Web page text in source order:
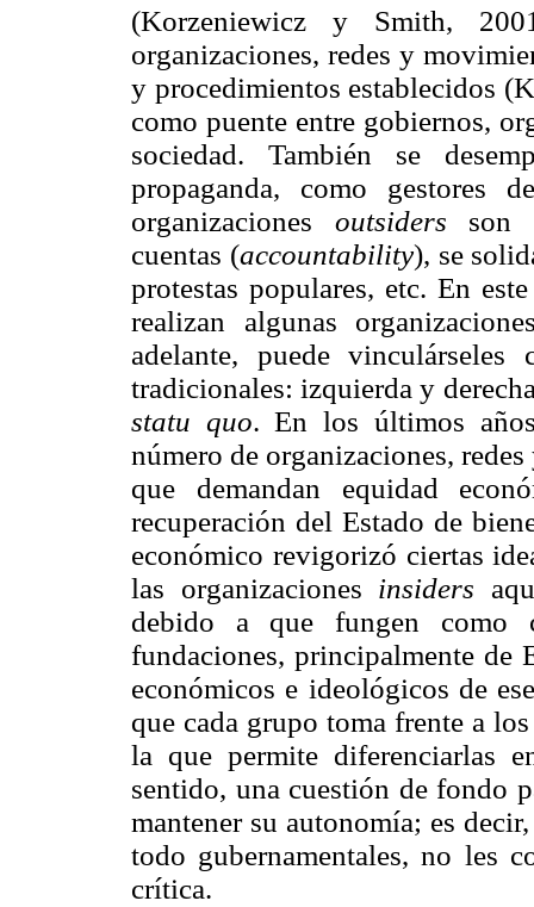
(Korzeniewicz y Smith,
organizaciones, redes y
y procedimientos establecidos
como puente entre gobiernos,
sociedad. También se
propaganda, como gestores
organizaciones outsiders son
cuentas (accountability), se
protestas populares, etc. En
realizan algunas
adelante, puede
tradicionales: izquierda y
statu quo. En los últimos
número de organizaciones,
que demandan equidad
recuperación del Estado de
económico revigorizó ciertas
las organizaciones insiders
debido a que fungen como
fundaciones, principalmente de
económicos e ideológicos de
que cada grupo toma frente a
la que permite diferenciarlas
sentido, una cuestión de fondo
mantener su autonomía; es
todo gubernamentales, no les
crítica.